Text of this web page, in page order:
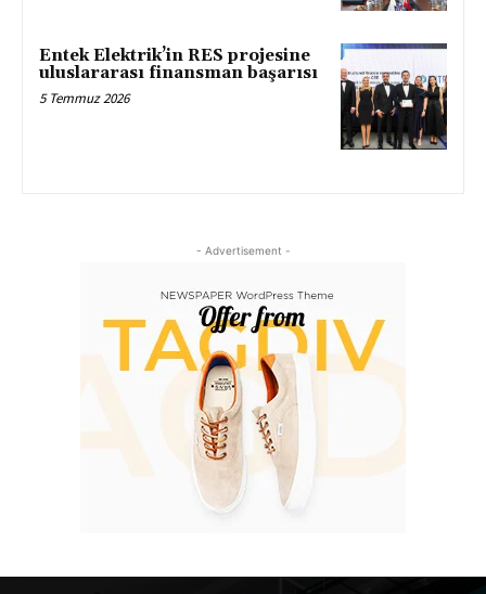
Entek Elektrik’in RES projesine
uluslararası finansman başarısı
5 Temmuz 2026
- Advertisement -